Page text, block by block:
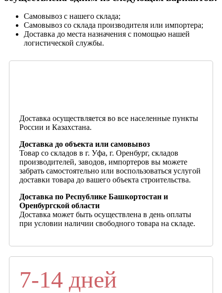
Самовывоз с нашего склада;
Самовывоз со склада производителя или импортера;
Доставка до места назначения с помощью нашей
логистической службы.
Доставка осуществляется во все населенные пункты
России и Казахстана.
Доставка до объекта или самовывоз
Товар со складов в г. Уфа, г. Оренбург, складов
производителей, заводов, импортеров вы можете
забрать самостоятельно или воспользоваться услугой
доставки товара до вашего объекта строительства.
Доставка по Республике Башкортостан и
Оренбургской области
Доставка может быть осуществлена в день оплаты
при условии наличии свободного товара на складе.
7-14 дней